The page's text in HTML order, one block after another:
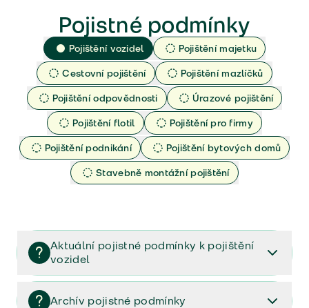
Pojistné podmínky
Pojištění vozidel
Pojištění majetku
Cestovní pojištění
Pojištění mazlíčků
Pojištění odpovědnosti
Úrazové pojištění
Pojištění flotil
Pojištění pro firmy
Pojištění podnikání
Pojištění bytových domů
Stavebně montážní pojištění
Aktuální pojistné podmínky k pojištění
vozidel
Pojištění vozidel/Pojistné podmínky a vše důležité ke
smlouvě (PDF)
Archív pojistné podmínky